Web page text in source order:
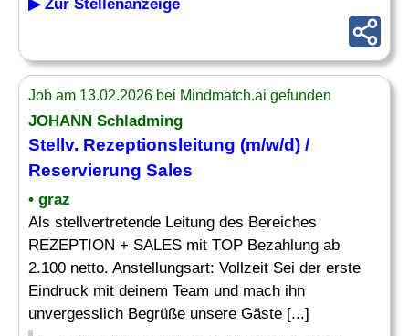
▶ Zur Stellenanzeige
Job am 13.02.2026 bei Mindmatch.ai gefunden
JOHANN Schladming
Stellv. Rezeptionsleitung (m/w/d) /
Reservierung Sales
• graz
Als stellvertretende Leitung des Bereiches
REZEPTION + SALES mit TOP Bezahlung ab
2.100 netto. Anstellungsart: Vollzeit Sei der erste
Eindruck mit deinem Team und mach ihn
unvergesslich Begrüße unsere Gäste [...]